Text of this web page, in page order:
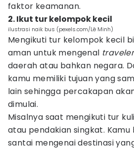
faktor keamanan.
2. Ikut tur kelompok kecil
ilustrasi naik bus (pexels.com/Lê Minh)
Mengikuti tur kelompok kecil
aman untuk mengenal traveler
daerah atau bahkan negara.
kamu memiliki tujuan yang
lain sehingga percakapan
dimulai.
Misalnya saat mengikuti tur
atau pendakian singkat.
santai mengenai destinasi